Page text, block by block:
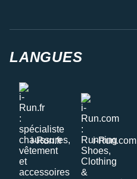
LANGUES
i-Run.fr i-Run.com